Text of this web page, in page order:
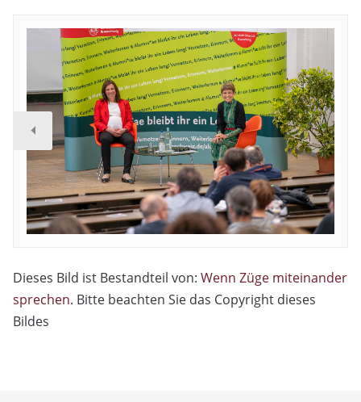
Dieses Bild ist Bestandteil von: Wenn Züge miteinander
sprechen. Bitte beachten Sie das Copyright dieses
Bildes